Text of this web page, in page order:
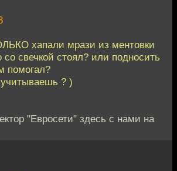
хапали мрази из ментовки
со свечкой стоял? или подносить
? )
"Евросети" здесь с нами на